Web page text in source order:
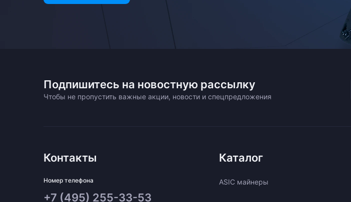
Подпишитесь на новостную рассылку
Чтобы не пропустить важные акции, новости и спецпредложения
Контакты
Номер телефона
+7 (495) 255-33-53
Каталог
ASIC майнеры